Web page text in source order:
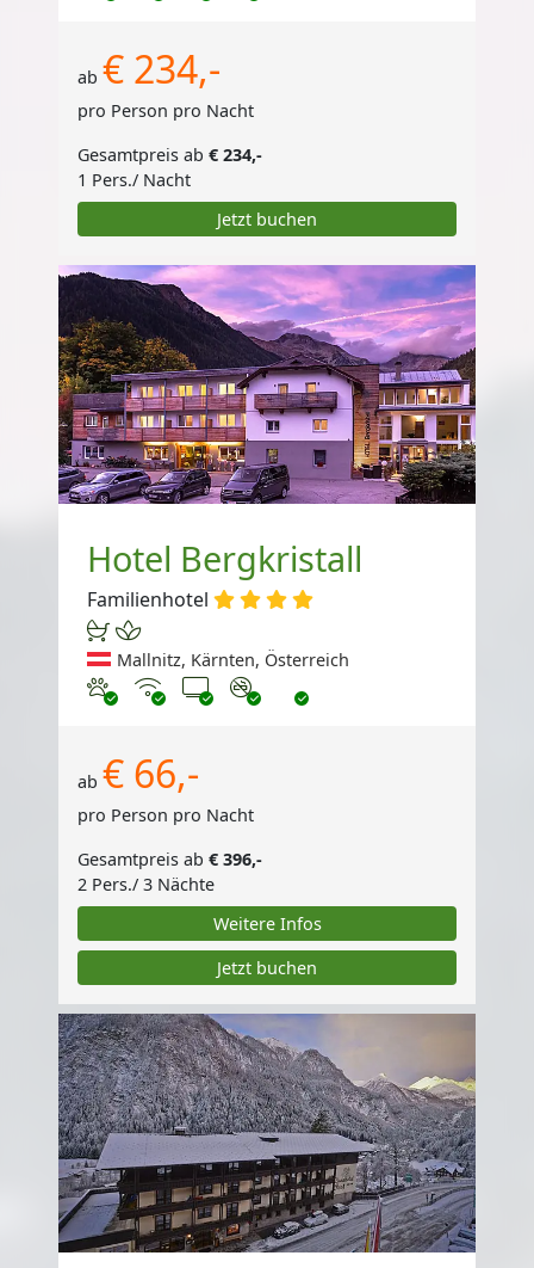
ab € 234,-
pro Person pro Nacht
Gesamtpreis ab € 234,-
1 Pers./ Nacht
Jetzt buchen
Hotel Bergkristall
Familienhotel
Mallnitz, Kärnten, Österreich
Haustiere erlaubt
Internet
TV Nichtraucher
ab € 66,-
pro Person pro Nacht
Gesamtpreis ab € 396,-
2 Pers./ 3 Nächte
Weitere Infos
Jetzt buchen